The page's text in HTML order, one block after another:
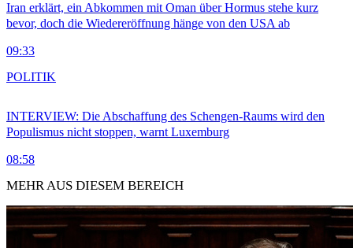
Iran erklärt, ein Abkommen mit Oman über Hormus stehe kurz
bevor, doch die Wiedereröffnung hänge von den USA ab
09:33
INTERVIEW: Die Abschaffung des Schengen-Raums wird den
Populismus nicht stoppen, warnt Luxemburg
08:58
POLITIK
MEHR AUS DIESEM BEREICH